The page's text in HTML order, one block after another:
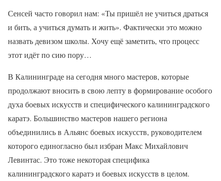
Сенсей часто говорил нам: «Ты пришёл не учиться драться
и бить, а учиться думать и жить». Фактически это можно
назвать девизом школы. Хочу ещё заметить, что процесс
этот идёт по сию пору…
В Калининграде на сегодня много мастеров, которые
продолжают вносить в свою лепту в формирование особого
духа боевых искусств и специфического калининградского
каратэ. Большинство мастеров нашего региона
объединились в Альянс боевых искусств, руководителем
которого единогласно был избран Макс Михайлович
Левинтас. Это тоже некоторая специфика
калининградского каратэ и боевых искусств в целом.